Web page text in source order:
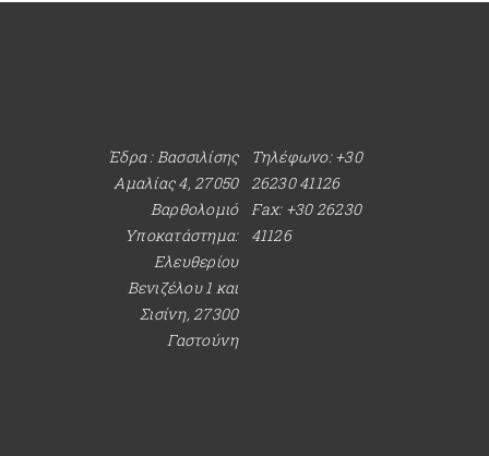
Τηλέφωνο: +30
26230 41126
Fax: +30 26230
41126
Έδρα : Βασσιλίσης
Αμαλίας 4, 27050
Βαρθολομιό
Υποκατάστημα:
Ελευθερίου
Βενιζέλου 1 και
Σισίνη, 27300
Γαστούνη